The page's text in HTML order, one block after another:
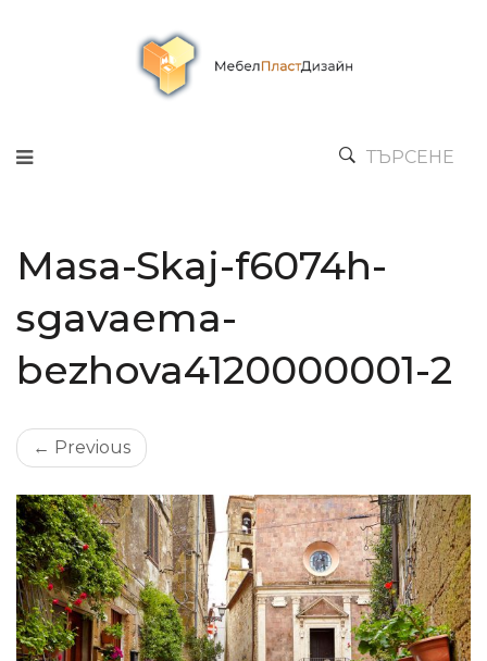
ТЪРСЕНЕ
Masa-Skaj-f6074h-
sgavaema-
bezhova4120000001-2
← Previous